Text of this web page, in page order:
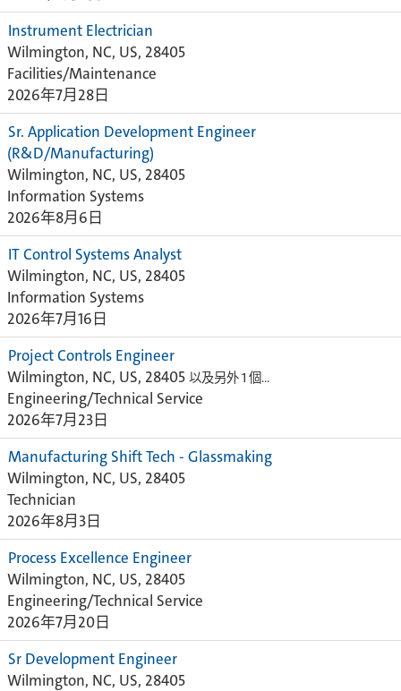
Instrument Electrician
Wilmington, NC, US, 28405
Facilities/Maintenance
2026年7月28日
Sr. Application Development Engineer
(R&D/Manufacturing)
Wilmington, NC, US, 28405
Information Systems
2026年8月6日
IT Control Systems Analyst
Wilmington, NC, US, 28405
Information Systems
2026年7月16日
Project Controls Engineer
Wilmington, NC, US, 28405 以及另外 1 個…
Engineering/Technical Service
2026年7月23日
Manufacturing Shift Tech - Glassmaking
Wilmington, NC, US, 28405
Technician
2026年8月3日
Process Excellence Engineer
Wilmington, NC, US, 28405
Engineering/Technical Service
2026年7月20日
Sr Development Engineer
Wilmington, NC, US, 28405